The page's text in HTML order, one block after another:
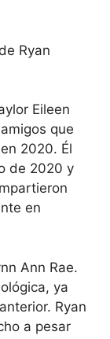
Ryan
Eileen
que
2020. Él
de 2020 y
en
Ann Rae.
ya
Ryan
a pesar